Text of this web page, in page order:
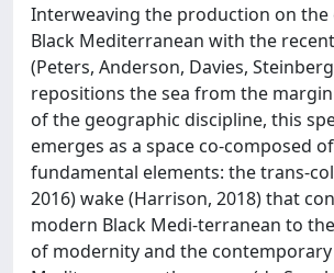
Interweaving the production on
Black Mediterranean with the
(Peters, Anderson, Davies,
repositions the sea from the
of the geographic discipline, this
emerges as a space co-composed
fundamental elements: the trans-
2016) wake (Harrison, 2018) that
modern Black Medi-terranean to
of modernity and the contemporary